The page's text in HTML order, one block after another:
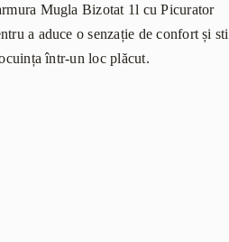
Mugla Bizotat 1l cu Picurator
a aduce o senzație de confort și
într-un loc plăcut.